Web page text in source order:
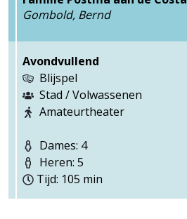
Gombold, Bernd
Avondvullend
Blijspel
Stad / Volwassenen
Amateurtheater
Dames: 4
Heren: 5
Tijd: 105 min